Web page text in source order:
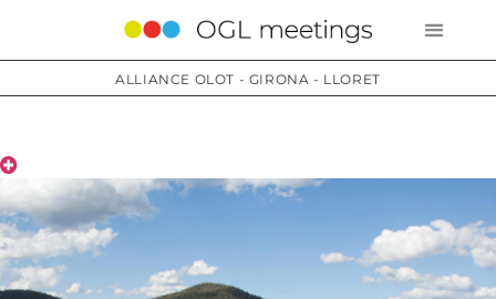
ALLIANCE OLOT - GIRONA - LLORET